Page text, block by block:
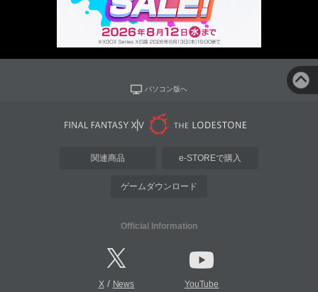
パソコン版へ
関連商品 e-STOREで購入
ゲームダウンロード
Official Information
X/ News YouTube